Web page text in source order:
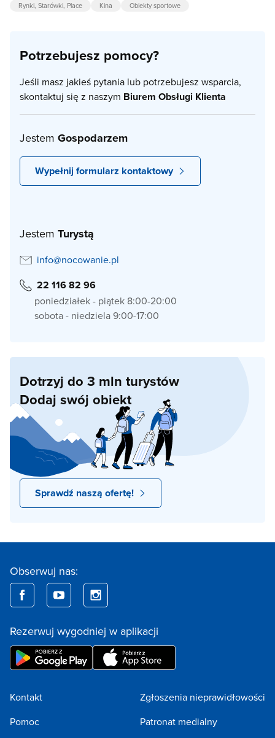
Rynki, Starówki, Place
Kina Obiekty sportowe
Potrzebujesz pomocy?
Jeśli masz jakieś pytania lub potrzebujesz wsparcia,
skontaktuj się z naszym Biurem Obsługi Klienta
Jestem Gospodarzem
Wypełnij formularz kontaktowy
Jestem Turystą
info@nocowanie.pl
22 116 82 96
poniedziałek - piątek 8:00-20:00
sobota - niedziela 9:00-17:00
Dotrzyj do 3 mln turystów
Dodaj swój obiekt
Sprawdź naszą ofertę!
Obserwuj nas:
Rezerwuj wygodniej w aplikacji
Kontakt
Pomoc
Zgłoszenia nieprawidłowości
Patronat medialny